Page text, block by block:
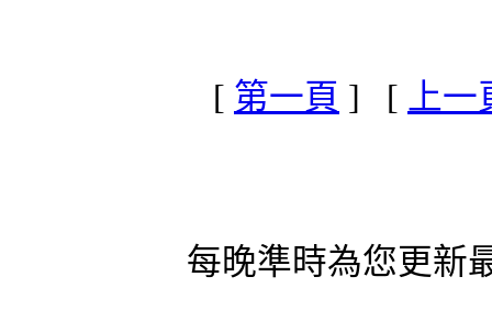
[ 第一頁 ] [ 上一
每晚準時為您更新